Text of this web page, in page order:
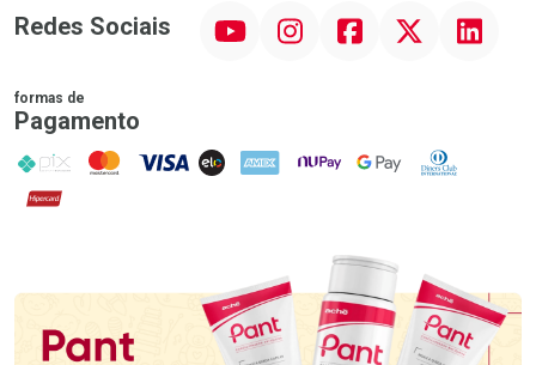
Redes Sociais InstagramFacebook Linkedin
formas de
Pagamento
PIX MasterCard
VISA ELO AMEX NuPay Google PayDiners Club
Hipercard
Promoção em Destaque